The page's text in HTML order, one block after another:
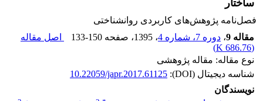
ساختار
فصل‌نامه پژوهش‌های کاربردی روانشناختی
مقاله 9
، دوره 7، شماره 4 ، 1395 ، صفحه 133-150
اصل مقاله
(
686.76 K
)
نوع مقاله: مقاله پژوهشی
شناسه دیجیتال (DOI):
10.22059/japr.2017.61125
نویسندگان